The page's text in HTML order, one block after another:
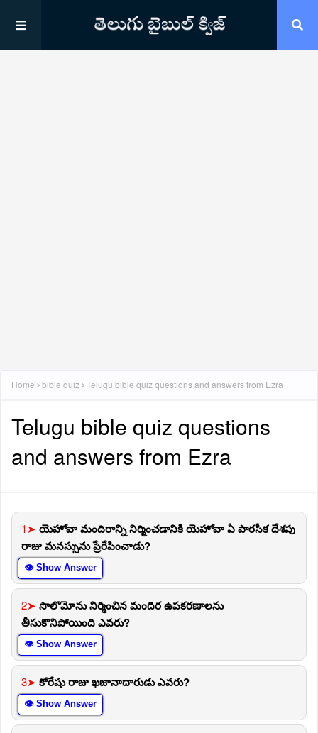
Home bible quiz Telugu bible quiz questions and answers from Ezra
Telugu bible quiz questions
and answers from Ezra
1➤ యెహోవా మందిరాన్ని నిర్మించడానికి యెహోవా ఏ పారసీక దేశపు
రాజు మనస్సును ప్రేరేపించాడు?
👁 Show Answer
2➤ సొలొమోను నిర్మించిన మందిర ఉపకరణాలను
తీసుకొనిపోయింది ఎవరు?
👁 Show Answer
3➤ కోరేషు రాజు ఖజానాదారుడు ఎవరు?
👁 Show Answer